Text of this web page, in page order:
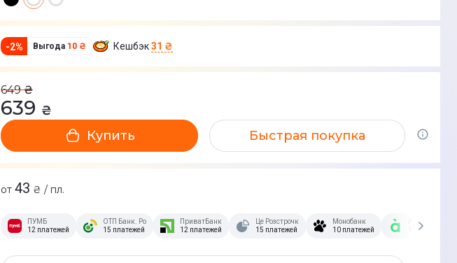
-2% Выгода 10 ₴ Кешбэк31 ₴
649 ₴
639 ₴
Купить Быстрая покупка
от 43 ₴ / пл.
ПУМБ
12 платежей
ОТП Банк. Розстрочка Скибочка.
15 платежей
ПриватБанк
12 платежей
Це Розстрочка
15 платежей
Монобанк
10 платежей
А-Банк
10 платежей